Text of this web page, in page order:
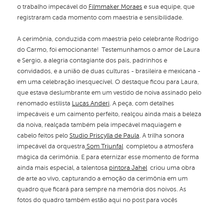
o trabalho impecável do Filmmaker Moraes e sua equipe, que
registraram cada momento com maestria e sensibilidade.
A cerimônia, conduzida com maestria pelo celebrante Rodrigo
do Carmo, foi emocionante! Testemunhamos o amor de Laura
e Sergio, a alegria contagiante dos pais, padrinhos e
convidados, e a união de duas culturas - brasileira e mexicana -
em uma celebração inesquecível. O destaque ficou para Laura,
que estava deslumbrante em um vestido de noiva assinado pelo
renomado estilista Lucas Anderi. A peça, com detalhes
impecáveis e um caimento perfeito, realçou ainda mais a beleza
da noiva, realçada também pela impecável maquiagem e
cabelo feitos pelo Studio Priscylla de Paula. A trilha sonora
impecável da orquestra Som Triunfal completou a atmosfera
mágica da cerimônia. E para eternizar esse momento de forma
ainda mais especial, a talentosa pintora Jahel criou uma obra
de arte ao vivo, capturando a emoção da cerimônia em um
quadro que ficará para sempre na memória dos noivos. As
fotos do quadro também estão aqui no post para vocês